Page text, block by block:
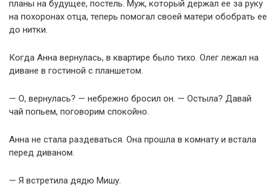
планы на будущее, постель. Муж, который держал ее за руку
на похоронах отца, теперь помогал своей матери обобрать ее
до нитки.
Когда Анна вернулась, в квартире было тихо. Олег лежал на
диване в гостиной с планшетом.
— О, вернулась? — небрежно бросил он. — Остыла? Давай
чай попьем, поговорим спокойно.
Анна не стала раздеваться. Она прошла в комнату и встала
перед диваном.
— Я встретила дядю Мишу.